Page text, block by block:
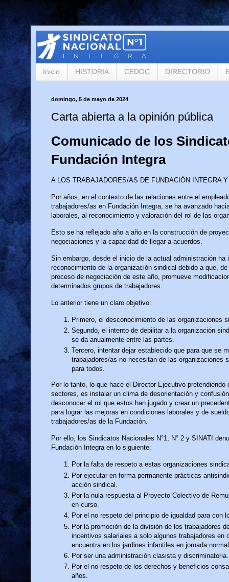
Inicio HISTORIA CEDOC DIRECTORIO
domingo, 5 de mayo de 2024
Carta abierta a la opinión pública
Comunicado de los
Fundación Integra
A LOS TRABAJADORES/AS DE FUNDACIÓN INTEGRA
Por años, en el contexto de las relaciones entre el
trabajadores/as en Fundación Integra, se ha avanzado
laborales, al reconocimiento y valoración del rol de las
Esto se ha reflejado año a año en la construcción de
negociaciones y la capacidad de llegar a acuerdos.
Sin embargo, desde el inicio de la actual administración ha
reconocimiento de la organización sindical debido a que,
proceso de negociación de este año, promueve
determinados grupos de trabajadores.
Lo anterior tiene un claro objetivo:
Primero, el desconocimiento de las organizaciones
Segundo, el intento de debilitar a la organización
se da anualmente entre las partes.
Tercero, intentar dejar establecido que para que se
trabajadores/as no necesitan de las organizaciones
para todos.
Por lo tanto, lo que hace el Director Ejecutivo
sectores, es instalar un clima de desorientación y
desconocer el rol que estos han jugado y crear un
para lograr las mejoras en condiciones laborales y de
trabajadores/as de la Fundación.
Por ello, los Sindicatos Nacionales N°1, N° 2 y SINATI
Fundación Integra en lo siguiente:
Por la falta de respeto a estas organizaciones
Por ejecutar en forma permanente prácticas
acción sindical.
Por la nula respuesta al Proyecto Colectivo de
en curso.
Por el no respeto del principio de igualdad para con
Por la promoción de la división de los trabajadores
incentivos salariales a solo algunos trabajadores en
encuentra en los jardines infantiles en jornada
Por ser una administración clasista y discriminatoria.
Por el no respeto de los derechos y beneficios
años.